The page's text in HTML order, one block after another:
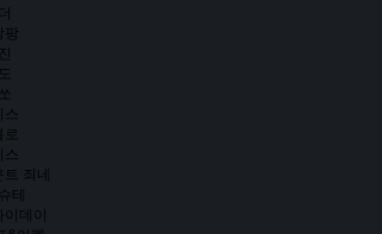
팡
스
로
스
죄네
테
데이